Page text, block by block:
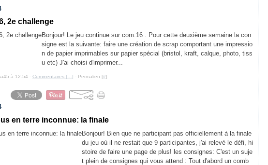
2e challenge
Bonjour! Le jeu continue sur com.16 . Pour cette deuxième semaine la con
signe est la suivante: faire une création de scrap comportant une impressio
n de papier imprimables sur papier spécial (bristol, kraft, calque, photo, tiss
u etc) J'ai choisi d'imprimer...
à 12:54 - Commentaires [ ] - Permalien [#]
en terre inconnue: la finale
Bonjour! Bien que ne participant pas officiellement à la finale
du jeu où il ne restait que 9 participantes, j'ai relevé le défi, hi
stoire de faire une page de plus! les consignes: C'est un suje
t plein de consignes qui vous attend : Tout d'abord un comb